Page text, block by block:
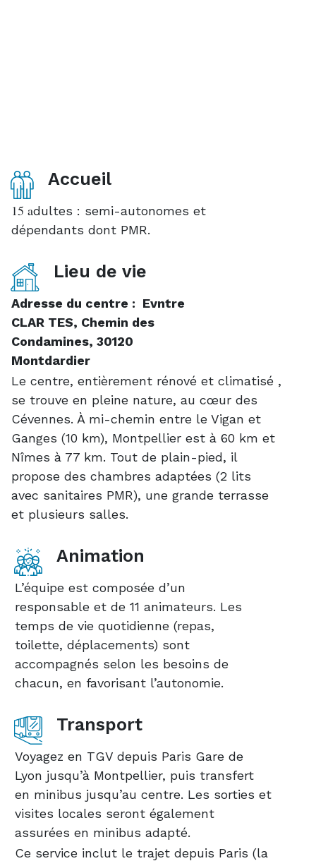
Accueil
15 adultes : semi-autonomes et
dépendants dont PMR.
Lieu de vie
Adresse du centre : Evntre
CLAR TES, Chemin des
Condamines, 30120
Montdardier
Le centre, entièrement rénové et climatisé ,
se trouve en pleine nature, au cœur des
Cévennes. À mi-chemin entre le Vigan et
Ganges (10 km), Montpellier est à 60 km et
Nîmes à 77 km. Tout de plain-pied, il
propose des chambres adaptées (2 lits
avec sanitaires PMR), une grande terrasse
et plusieurs salles.
Animation
L’équipe est composée d’un
responsable et de 11 animateurs. Les
temps de vie quotidienne (repas,
toilette, déplacements) sont
accompagnés selon les besoins de
chacun, en favorisant l’autonomie.
Transport
Voyagez en TGV depuis Paris Gare de
Lyon jusqu’à Montpellier, puis transfert
en minibus jusqu’au centre. Les sorties et
visites locales seront également
assurées en minibus adapté.
Ce service inclut le trajet depuis Paris (la